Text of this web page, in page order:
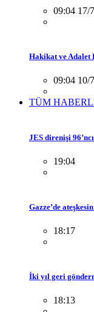
09:04 17/7
Hakikat ve Adalet
09:04 10/7
TÜM
JES direnişi
19:04
Gazze’de
18:17
İki yıl geri
18:13